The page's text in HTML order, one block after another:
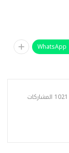
WhatsApp
1021 المشاركات